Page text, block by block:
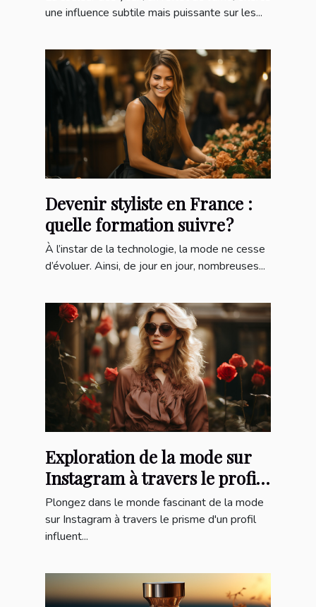
une influence subtile mais puissante sur les...
Devenir styliste en France :
quelle formation suivre ?
À l’instar de la technologie, la mode ne cesse
d’évoluer. Ainsi, de jour en jour, nombreuses...
Exploration de la mode sur
Instagram à travers le profil
'robeprincesse_'
Plongez dans le monde fascinant de la mode
sur Instagram à travers le prisme d'un profil
influent...